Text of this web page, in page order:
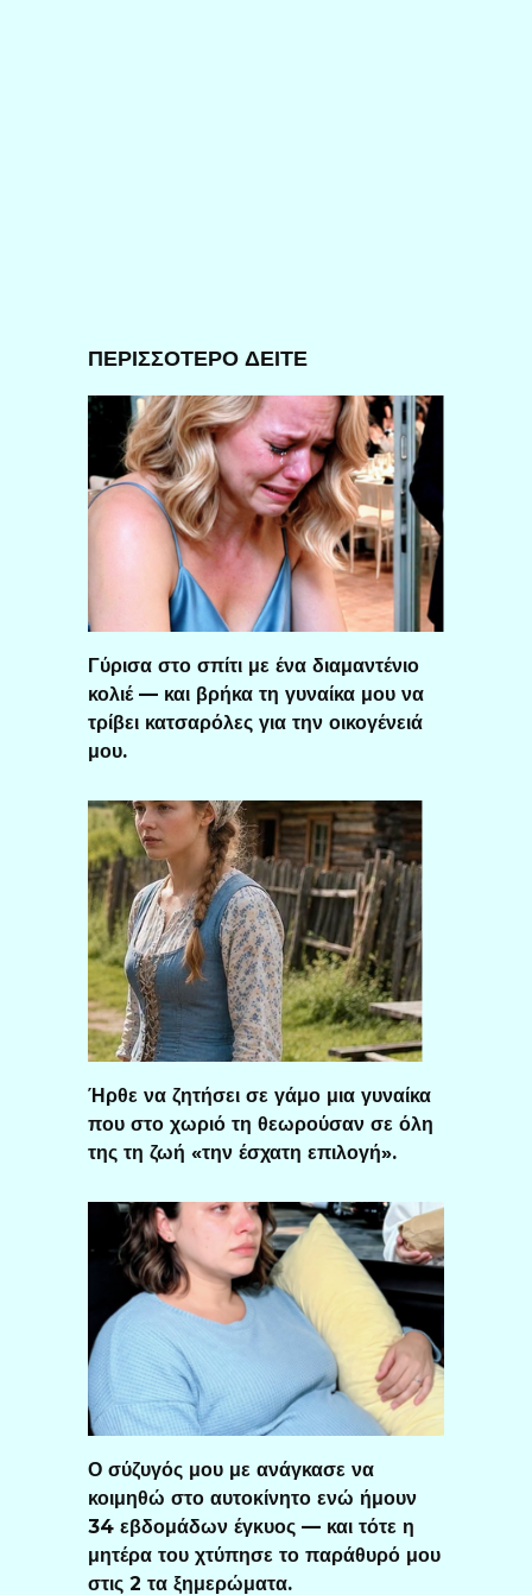
ΠΕΡΙΣΣΟΤΕΡΟ ΔΕΙΤΕ
Γύρισα στο σπίτι με ένα διαμαντένιο
κολιέ — και βρήκα τη γυναίκα μου να
τρίβει κατσαρόλες για την οικογένειά
μου.
Ήρθε να ζητήσει σε γάμο μια γυναίκα
που στο χωριό τη θεωρούσαν σε όλη
της τη ζωή «την έσχατη επιλογή».
Ο σύζυγός μου με ανάγκασε να
κοιμηθώ στο αυτοκίνητο ενώ ήμουν
34 εβδομάδων έγκυος — και τότε η
μητέρα του χτύπησε το παράθυρό μου
στις 2 τα ξημερώματα.